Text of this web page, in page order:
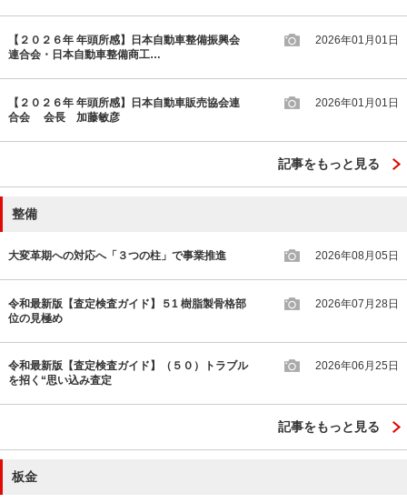
【２０２６年 年頭所感】日本自動車整備振興会
連合会・日本自動車整備商工…
2026年01月01日
【２０２６年 年頭所感】日本自動車販売協会連
合会 会長 加藤敏彦
2026年01月01日
記事をもっと見る
整備
大変革期への対応へ「３つの柱」で事業推進 2026年08月05日
令和最新版【査定検査ガイド】５1 樹脂製骨格部
位の見極め
2026年07月28日
令和最新版【査定検査ガイド】（５０）トラブル
を招く“思い込み査定
2026年06月25日
記事をもっと見る
板金